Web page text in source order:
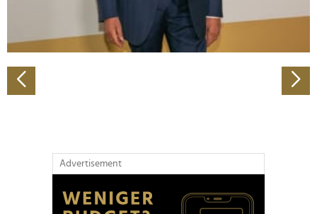
zu können und die Zugriffe auf unsere Website zu
analysieren. Außerdem geben wir Informationen zu Ihrer
Verwendung unserer Website an unsere Partner für
Partner führen diese Informationen möglicherweise mit
weiteren Daten zusammen, die Sie ihnen bereitgestellt
Advertisement